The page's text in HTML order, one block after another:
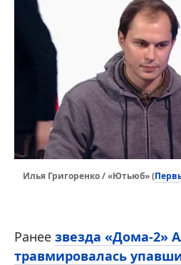
Илья Григоренко / «Ютьюб» (
Ранее звезда «Дома-2»
травмировалась